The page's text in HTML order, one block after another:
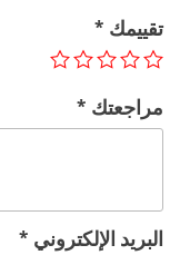
تقييمك *
مراجعتك *
البريد الإلكتروني *